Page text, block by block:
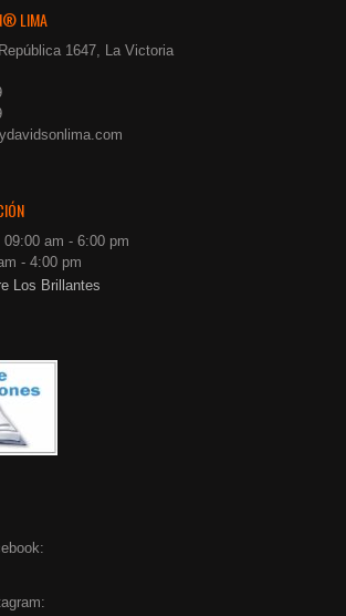
LIMA
1647, La Victoria
am - 6:00 pm
- 4:00 pm
Los Brillantes